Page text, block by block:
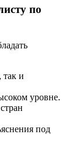
по
так и
уровне.
под